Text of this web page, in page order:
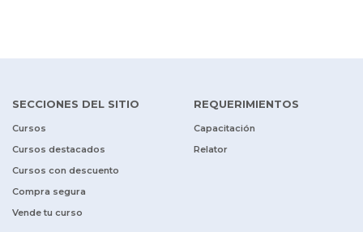
SECCIONES DEL SITIO
Cursos
Cursos destacados
Cursos con descuento
Compra segura
Vende tu curso
REQUERIMIENTOS
Capacitación
Relator